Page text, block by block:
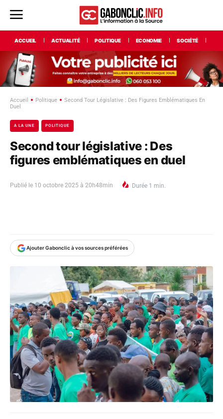
ACCUEIL ACTUALITÉ POLITIQUE ECONOMIE SOCIÉTÉ
Accueil Politique
Second Tour Législative : Des Figures Emblématiques En
Duel
A LA UNE POLITIQUE
Second tour législative : Des
figures emblématiques en duel
Publié le 10 octobre 2025 à 20h48min Durée 1 min.
Ajouter Gabonclic à vos sources préférées